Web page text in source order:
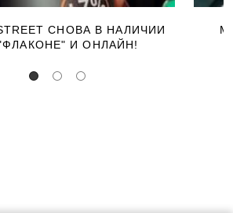
СНОВА В НАЛИЧИИ
И ОНЛАЙН!